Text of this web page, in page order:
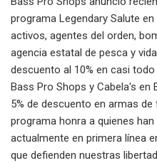
programa Legendary Salute
activos, agentes del orden,
agencia estatal de pesca y
descuento al 10% en casi
Bass Pro Shops y Cabela's en
5% de descuento en armas
programa honra a quienes
actualmente en primera línea
que defienden nuestras